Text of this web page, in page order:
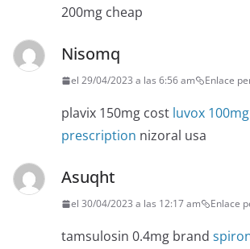
200mg cheap
Nisomq
el 29/04/2023 a las 6:56 am Enlace
plavix 150mg cost luvox
prescription nizoral usa
Asuqht
el 30/04/2023 a las 12:17 am Enlace
tamsulosin 0.4mg brand